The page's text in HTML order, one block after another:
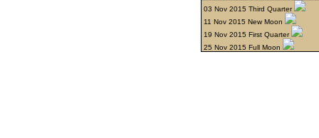
03 Nov 2015 Third Quarter
11 Nov 2015 New Moon
19 Nov 2015 First Quarter
25 Nov 2015 Full Moon